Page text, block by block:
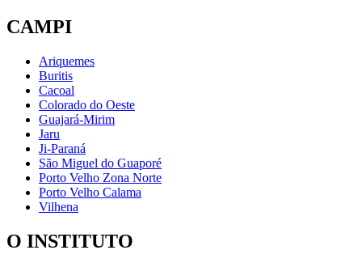
CAMPI
Ariquemes
Buritis
Cacoal
Colorado do Oeste
Guajará-Mirim
Jaru
Ji-Paraná
São Miguel do Guaporé
Porto Velho Zona Norte
Porto Velho Calama
Vilhena
O INSTITUTO